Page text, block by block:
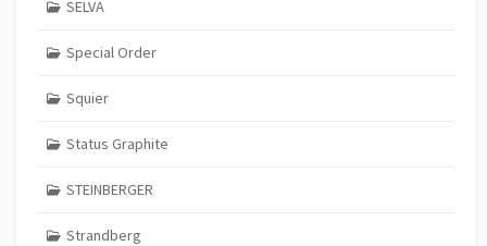
SELVA
Special Order
Squier
Status Graphite
STEINBERGER
Strandberg